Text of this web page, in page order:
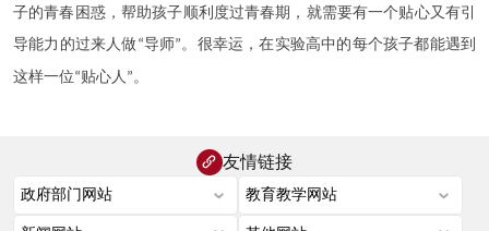
子的青春困惑，帮助孩子顺利度过青春期，就需要有一个贴心又有引
导能力的过来人做“导师”。很幸运，在实验高中的每个孩子都能遇到
这样一位“贴心人 ”。
友情链接